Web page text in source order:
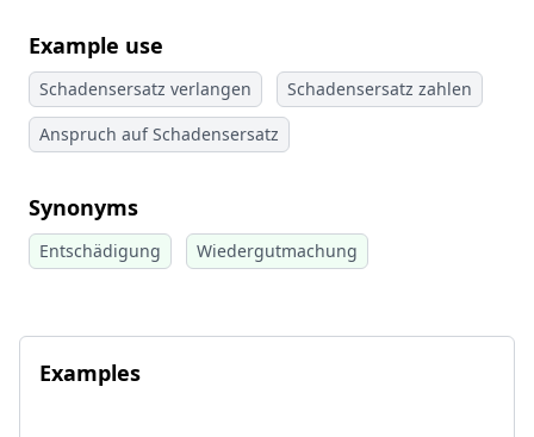
Example use
Schadensersatz verlangen
Schadensersatz zahlen
Anspruch auf Schadensersatz
Synonyms
Entschädigung Wiedergutmachung
Examples